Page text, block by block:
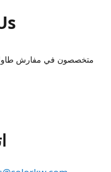
متخصصون في مفارش